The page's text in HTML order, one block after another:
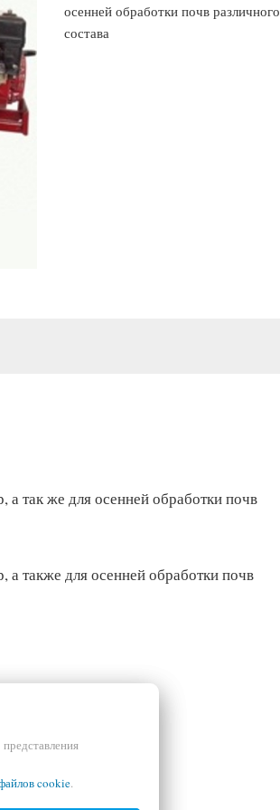
осенней обработки почв различного
состава
так же для осенней обработки почв
также для осенней обработки почв
cookie.